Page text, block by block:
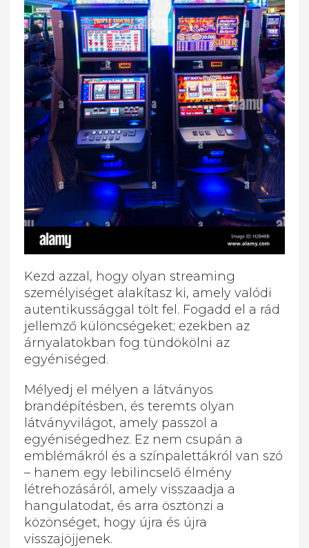
Kezd azzal, hogy olyan streaming
személyiséget alakítasz ki, amely valódi
autentikussággal tölt fel. Fogadd el a rád
jellemző különcségeket; ezekben az
árnyalatokban fog tündökölni az
egyéniséged.
Mélyedj el mélyen a látványos
brandépítésben, és teremts olyan
látványvilágot, amely passzol a
egyéniségedhez. Ez nem csupán a
emblémákról és a színpalettákról van szó
– hanem egy lebilincselő élmény
létrehozásáról, amely visszaadja a
hangulatodat, és arra ösztönzi a
közönséget, hogy újra és újra
visszajöjjenek.